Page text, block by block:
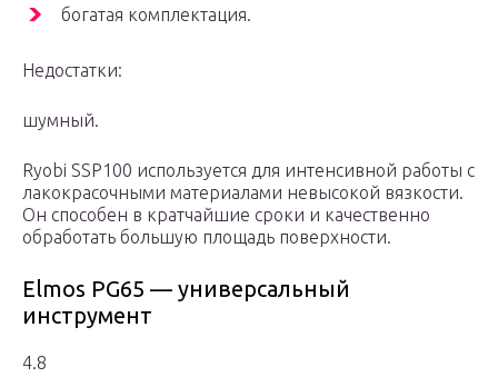
богатая комплектация.
Недостатки:
шумный.
Ryobi SSP100 используется для интенсивной работы с
лакокрасочными материалами невысокой вязкости.
Он способен в кратчайшие сроки и качественно
обработать большую площадь поверхности.
Elmos PG65 — универсальный
инструмент
4.8